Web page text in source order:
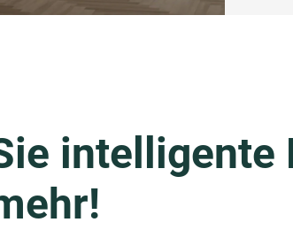
intelligente